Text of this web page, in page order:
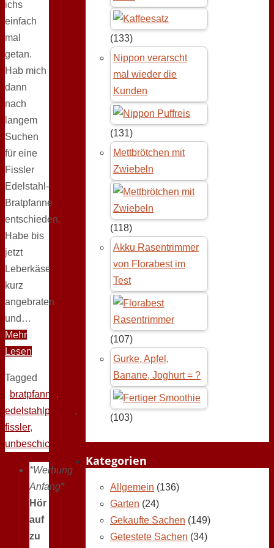
ichs
einfach
mal
getan.
Hab mich
dann
nach
langem
Suchen
für eine
Fissler
Edelstahl-
Bratpfanne
entschieden.
Habe bis
jetzt
Leberkäse
kurz
angebraten
und…
Mehr
Lesen
Tagged
bratpfanne ,
edelstahlpfanne ,
fissler,
unbeschichtete
*Werbung
Anfang*
Hör
auf
zu
(133)
Nippon verarscht
mal wieder die
Kunden
(131)
Mettbrötchen mit
Zwiebeln
(118)
Akku Rasentrimmer
von Florabest im
Test
(107)
Gurke, Apfel,
Banane, Joghurt = ?
(103)
Kategorien
Allgemein (136)
Garten (24)
Gekaufte Sachen (149)
Getestete Sachen (34)